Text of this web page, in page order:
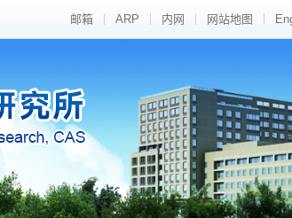
邮箱 ARP 内网 网站地图